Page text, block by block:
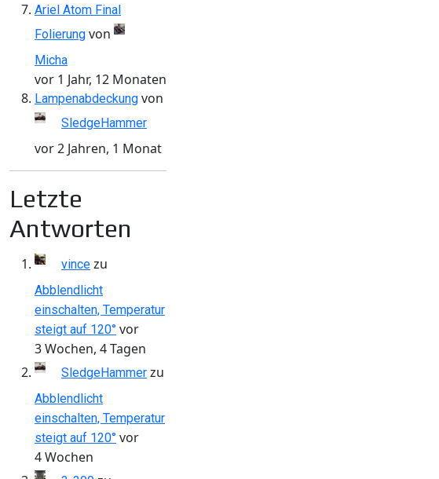
Ariel Atom Final
Folierung von
Micha
vor 1 Jahr, 12 Monaten
Lampenabdeckung von
SledgeHammer
vor 2 Jahren, 1 Monat
Letzte
Antworten
vince zu
Abblendlicht
einschalten, Temperatur
steigt auf 120° vor
3 Wochen, 4 Tagen
SledgeHammer zu
Abblendlicht
einschalten, Temperatur
steigt auf 120° vor
4 Wochen